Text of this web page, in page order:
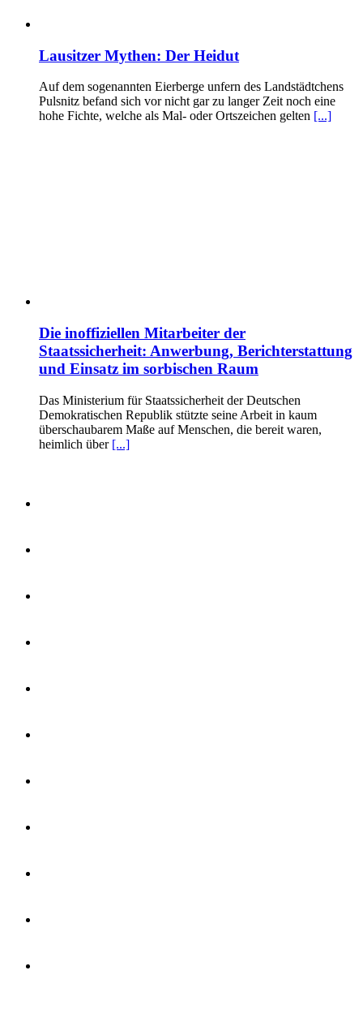
Lausitzer Mythen: Der Heidut
Auf dem sogenannten Eierberge unfern des Landstädtchens
Pulsnitz befand sich vor nicht gar zu langer Zeit noch eine
hohe Fichte, welche als Mal- oder Ortszeichen gelten [...]
Die inoffiziellen Mitarbeiter der
Staatssicherheit: Anwerbung, Berichterstattung
und Einsatz im sorbischen Raum
Das Ministerium für Staatssicherheit der Deutschen
Demokratischen Republik stützte seine Arbeit in kaum
überschaubarem Maße auf Menschen, die bereit waren,
heimlich über [...]